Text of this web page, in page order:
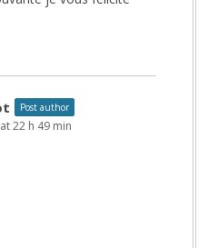
Post author
22 h 49 min